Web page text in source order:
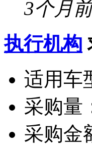
3个月
执行机构
适用车
采购量
采购金